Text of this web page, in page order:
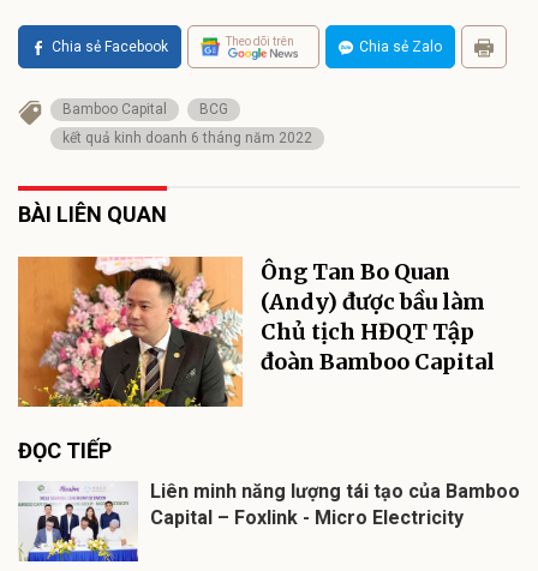
Chia sẻ Facebook Theo dõi trên Chia sẻ Zalo
Bamboo Capital
BCG
kết quả kinh doanh 6 tháng năm 2022
BÀI LIÊN QUAN
Ông Tan Bo Quan
(Andy) được bầu làm
Chủ tịch HĐQT Tập
đoàn Bamboo Capital
ĐỌC TIẾP
Liên minh năng lượng tái tạo của Bamboo
Capital – Foxlink - Micro Electricity